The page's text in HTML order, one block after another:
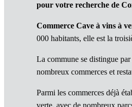
pour votre recherche de
Commerce Cave à vins à
000 habitants, elle est la
La commune se distingue
nombreux commerces et
Parmi les commerces déjà